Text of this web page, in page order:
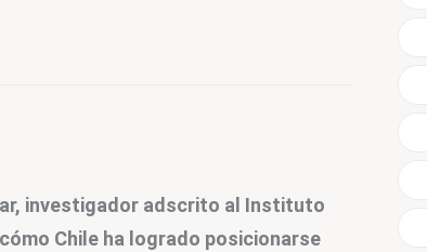
investigador adscrito al Instituto
Chile ha logrado posicionarse